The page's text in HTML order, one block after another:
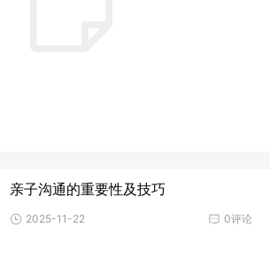
亲子沟通的重要性及技巧
0评论
2025-11-22